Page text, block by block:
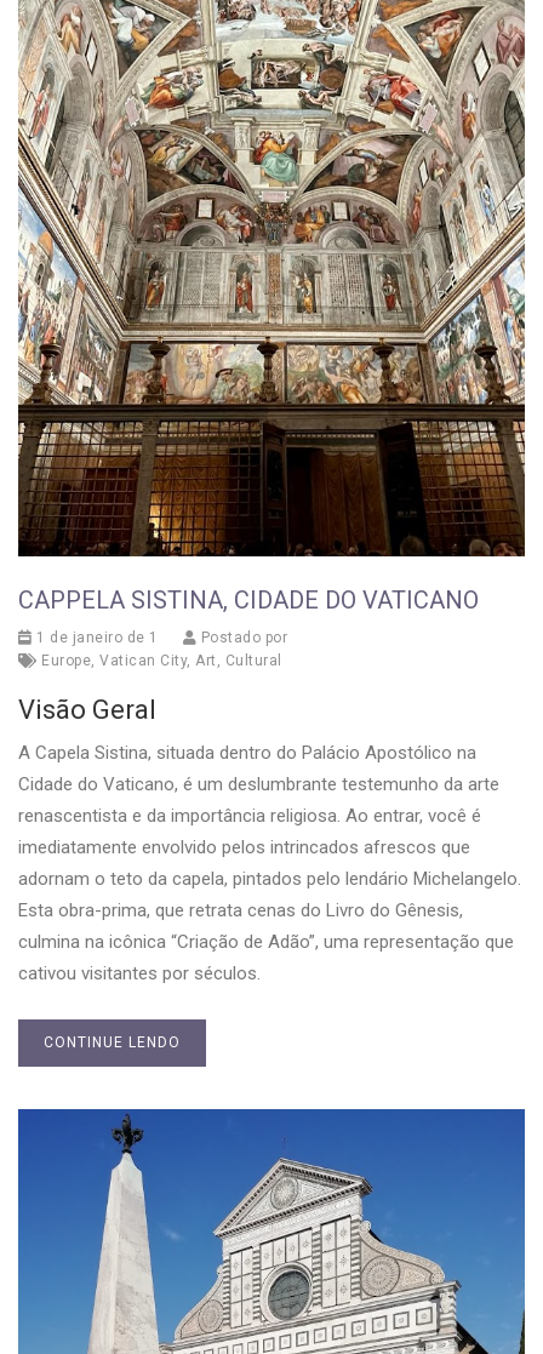
CAPPELA SISTINA, CIDADE DO VATICANO
1 de janeiro de 1
Postado por
Europe, Vatican City, Art , Cultural
Visão Geral
A Capela Sistina, situada dentro do Palácio Apostólico na
Cidade do Vaticano, é um deslumbrante testemunho da arte
renascentista e da importância religiosa. Ao entrar, você é
imediatamente envolvido pelos intrincados afrescos que
adornam o teto da capela, pintados pelo lendário Michelangelo.
Esta obra-prima, que retrata cenas do Livro do Gênesis,
culmina na icônica “Criação de Adão”, uma representação que
cativou visitantes por séculos.
CONTINUE LENDO